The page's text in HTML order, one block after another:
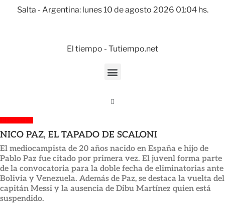
Salta - Argentina: lunes 10 de agosto 2026 01:04 hs.
El tiempo - Tutiempo.net
NICO PAZ, EL TAPADO DE SCALONI
El mediocampista de 20 años nacido en España e hijo de
Pablo Paz fue citado por primera vez. El juvenl forma parte
de la convocatoria para la doble fecha de eliminatorias ante
Bolivia y Venezuela. Además de Paz, se destaca la vuelta del
capitán Messi y la ausencia de Dibu Martínez quien está
suspendido.